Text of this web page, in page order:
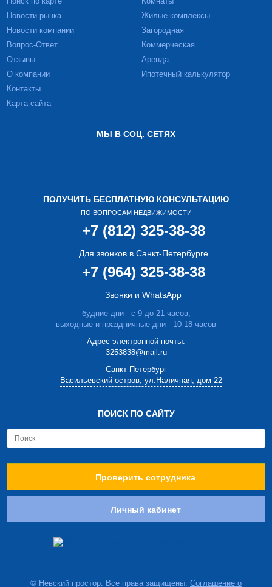
Новости рынка
Новости компании
Вопрос-Ответ
Отзывы
О компании
Контакты
Карта сайта
Жилые комплексы
Загородная
Коммерческая
Аренда
Ипотечный калькулятор
МЫ В СОЦ. СЕТЯХ
ПОЛУЧИТЬ БЕСПЛАТНУЮ КОНСУЛЬТАЦИЮ
ПО ВОПРОСАМ НЕДВИЖИМОСТИ
+7 (812) 325-38-38
Для звонков в Санкт-Петербурге
+7 (964) 325-38-38
Звонки и WhatsApp
будние дни - с 9 до 21 часов;
выходные и праздничные дни - 10-18 часов
Адрес электронной почты:
3253838@mail.ru
Cанкт-Петербург
Васильевский остров, ул.Наличная, дом 22
ПОИСК ПО САЙТУ
Проверить сотрудника
Личный кабинет
© Невский простор. Все права защищены. Соглашение о